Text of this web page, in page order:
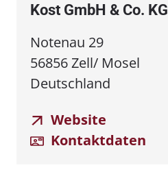
Kost GmbH & Co. KG
Notenau 29
56856 Zell/ Mosel
Deutschland
Website
Kontaktdaten